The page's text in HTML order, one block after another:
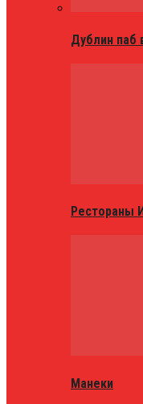
Дублин паб
Рестораны
Манеки